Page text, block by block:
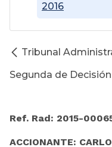
2016
Tribunal
Segunda de
Ref. Rad: 2015-
ACCIONANTE: